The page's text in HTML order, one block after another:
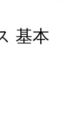
基本